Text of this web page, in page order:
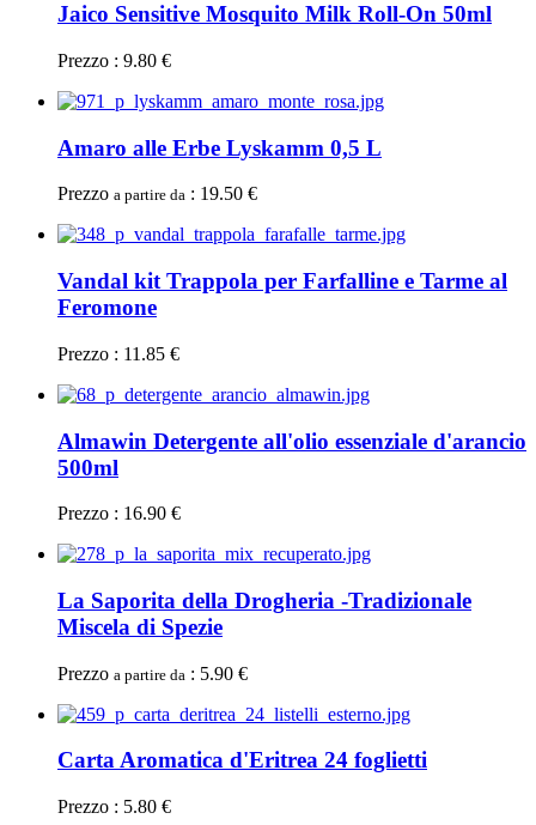
Jaico Sensitive Mosquito Milk Roll-On 50ml
Prezzo : 9.80 €
Amaro alle Erbe Lyskamm 0,5 L
Prezzo a partire da : 19.50 €
Vandal kit Trappola per Farfalline e Tarme al
Feromone
Prezzo : 11.85 €
Almawin Detergente all'olio essenziale d'arancio
500ml
Prezzo : 16.90 €
La Saporita della Drogheria -Tradizionale
Miscela di Spezie
Prezzo a partire da : 5.90 €
Carta Aromatica d'Eritrea 24 foglietti
Prezzo : 5.80 €